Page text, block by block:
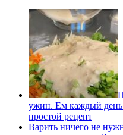
ужин. Ем каждый
простой рецепт
Варить ничего не